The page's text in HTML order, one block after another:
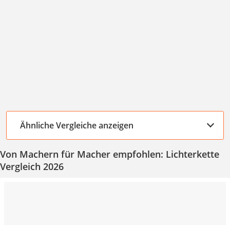
Ähnliche Vergleiche anzeigen
Von Machern für Macher empfohlen: Lichterkette
Vergleich 2026